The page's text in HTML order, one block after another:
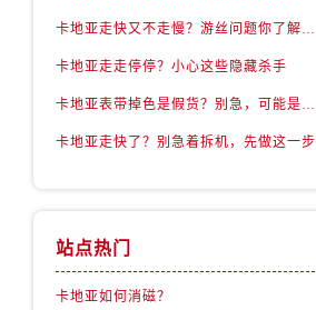
卡地亚走走停停？小心这些隐藏杀手
卡地亚走快了？别急着拆机，先做这一步
站点热门
卡地亚如何消磁？